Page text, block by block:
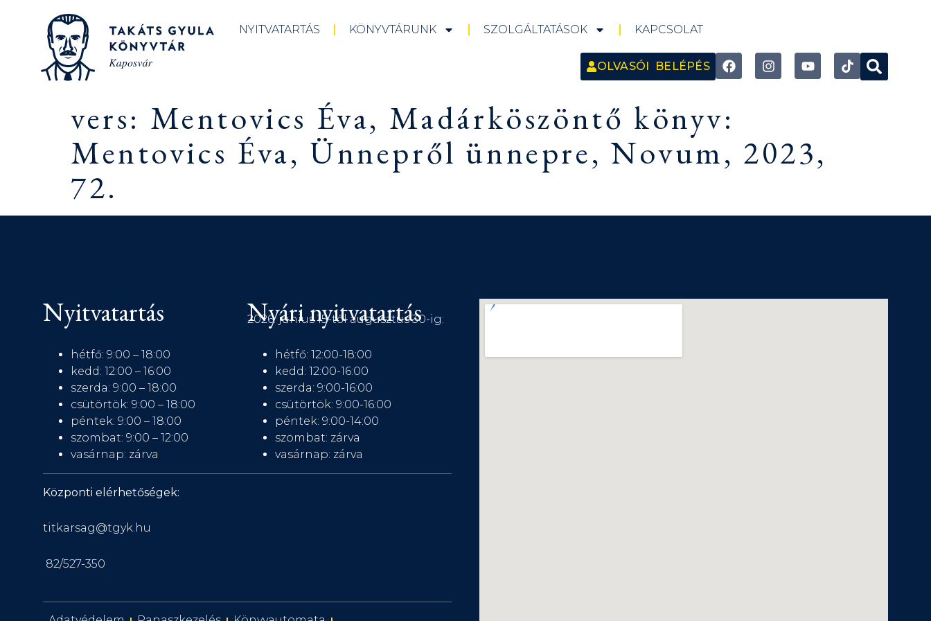
NYITVATARTÁS KÖNYVTÁRUNK SZOLGÁLTATÁSOK KAPCSOLAT
OLVASÓI BELÉPÉS
vers: Mentovics Éva, Madárköszöntő könyv:
Mentovics Éva, Ünnepről ünnepre, Novum, 2023,
72.
Nyitvatartás
hétfő: 9:00 – 18:00
kedd: 12:00 – 16:00
szerda: 9:00 – 18:00
csütörtök: 9:00 – 18:00
péntek: 9:00 – 18:00
szombat: 9:00 – 12:00
vasárnap: zárva
Nyári nyitvatartás
2026. június 15-től augusztus 30-ig:
hétfő: 12:00-18:00
kedd: 12:00-16:00
szerda: 9:00-16:00
csütörtök: 9:00-16:00
péntek: 9:00-14:00
szombat: zárva
vasárnap: zárva
Központi elérhetőségek:
titkarsag@tgyk.hu
82/527-350